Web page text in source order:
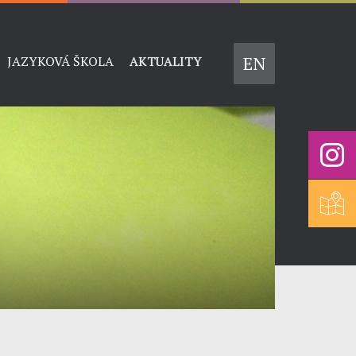
JAZYKOVÁ ŠKOLA AKTUALITY EN